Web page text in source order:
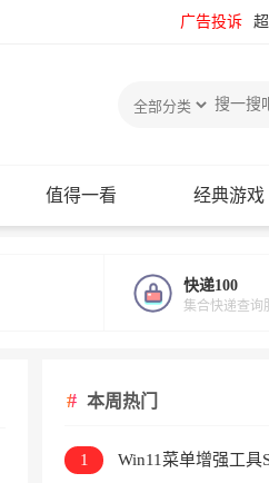
广告投诉
值得一看 经典游戏
快递100
集合快递查询
本周热门
1
Win11菜单增强工具